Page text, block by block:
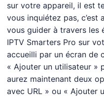
sur votre appareil, il est
vous inquiétez pas, c’est
vous guider à travers les
IPTV Smarters Pro sur
accueilli par un écran de
« Ajouter un utilisateur »
aurez maintenant deux
avec URL » ou « Ajouter